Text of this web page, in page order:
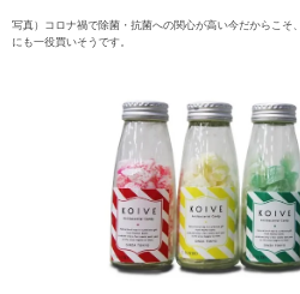
写真）コロナ禍で除菌・抗菌への関心が高い今だからこそ
にも一役買いそうです。